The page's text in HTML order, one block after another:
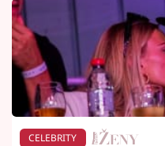
CELEBRITY